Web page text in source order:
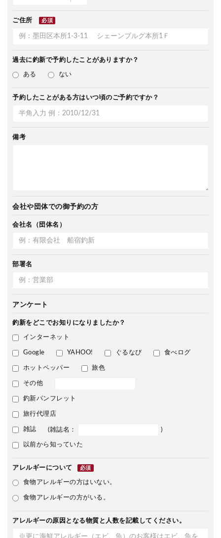
ご住所 必須
過去に釣新で予約したことがありますか？
ある ない
予約したことがある方はいつ頃のご予約ですか？
備考
会社や団体での御予約の方
会社名（団体名）
部署名
アンケート
釣新をどこでお知りになりましたか？
インターネット
Google YAHOO! ぐるなび 食べログ
ホットペッパー 旅色
その他
釣新パンフレット
旅行代理店
雑誌 (雑誌名： )
以前から知っていた
アレルギーについて 必須
食物アレルギーの方はいない。
食物アレルギーの方がいる。
アレルギーの原因となる物質と人数を記載してください。